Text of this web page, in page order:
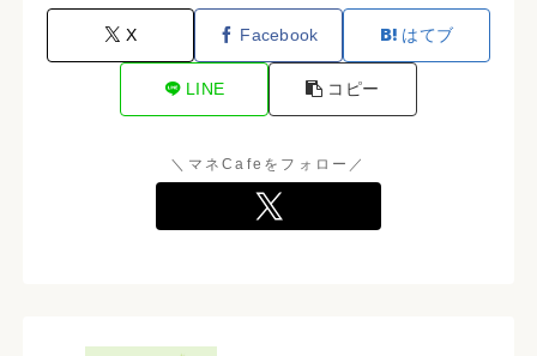
X Facebook はてブ
LINE コピー
＼マネCafeをフォロー／